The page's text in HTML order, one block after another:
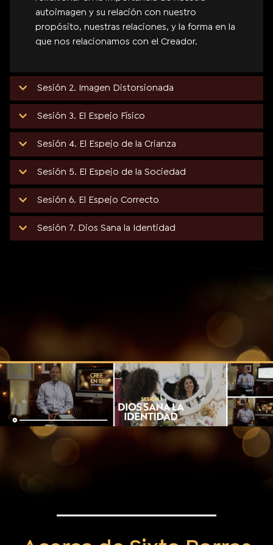
autoimagen y su relación con nuestro
propósito, nuestras relaciones, y la forma en la
que nos relacionamos con el Creador.
Sesión 2. Imagen Distorsionada
Sesión 3. El Espejo Físico
Sesión 4. El Espejo de la Crianza
Sesión 5. El Espejo de la Sociedad
Sesión 6. El Espejo Correcto
Sesión 7. Dios Sana la Identidad